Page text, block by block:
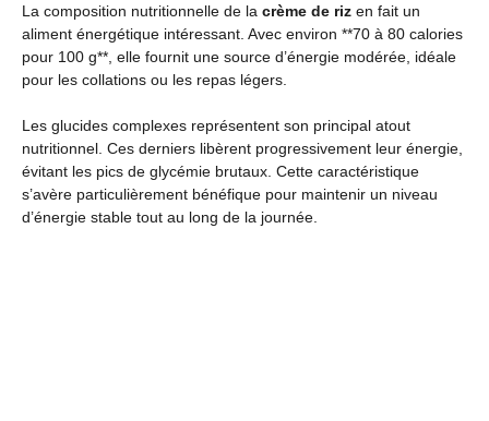
La composition nutritionnelle de la crème de riz en fait un
aliment énergétique intéressant. Avec environ **70 à 80 calories
pour 100 g**, elle fournit une source d’énergie modérée, idéale
pour les collations ou les repas légers.
Les glucides complexes représentent son principal atout
nutritionnel. Ces derniers libèrent progressivement leur énergie,
évitant les pics de glycémie brutaux. Cette caractéristique
s’avère particulièrement bénéfique pour maintenir un niveau
d’énergie stable tout au long de la journée.